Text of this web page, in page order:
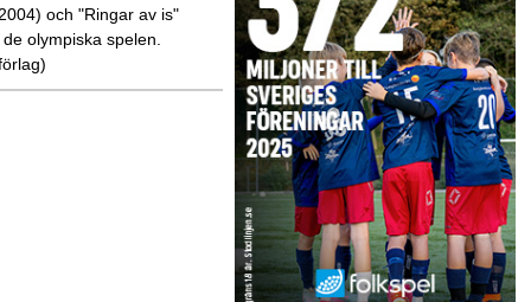
och "Ringar av is"
olympiska spelen.